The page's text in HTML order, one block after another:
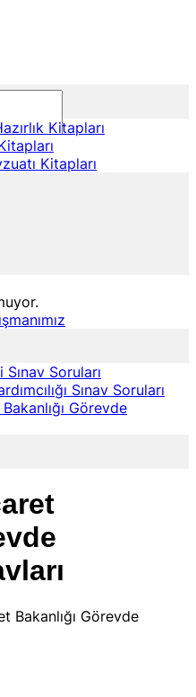
Kitapları
Kitapları
Soruları
Sınav Soruları
Görevde
Bakanlığı Görevde